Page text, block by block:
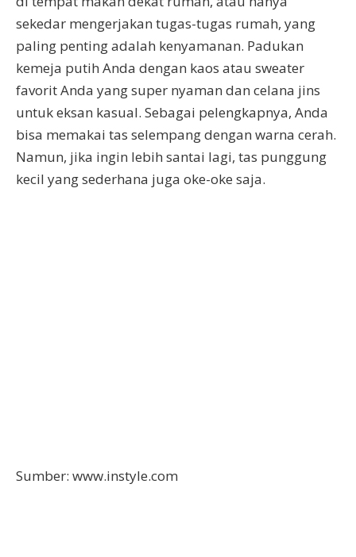
sekedar mengerjakan tugas-tugas rumah, yang
paling penting adalah kenyamanan. Padukan
kemeja putih Anda dengan kaos atau sweater
favorit Anda yang super nyaman dan celana jins
untuk eksan kasual. Sebagai pelengkapnya, Anda
bisa memakai tas selempang dengan warna cerah.
Namun, jika ingin lebih santai lagi, tas punggung
kecil yang sederhana juga oke-oke saja.
Sumber: www.instyle.com